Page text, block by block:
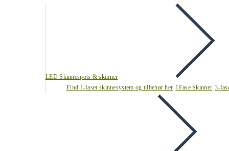
LED Skinnespots & skinner
Find 1-faset skinnesystem og tilbehør her 1Fase Skinner 3-